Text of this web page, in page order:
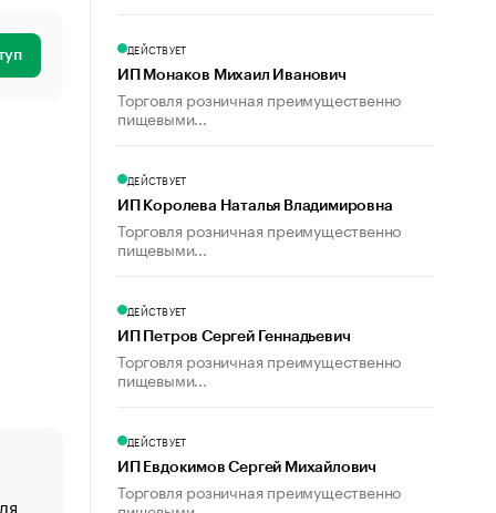
«От спорта тело стареет иначе». Как живет глава
ДЕЙСТВУЕТ
ИП Монаков Михаил Иванович
Торговля розничная преимущественно
пищевыми...
ДЕЙСТВУЕТ
ИП Королева Наталья Владимировна
Торговля розничная преимущественно
пищевыми...
ДЕЙСТВУЕТ
ИП Петров Сергей Геннадьевич
Торговля розничная преимущественно
пищевыми...
ДЕЙСТВУЕТ
ИП Евдокимов Сергей Михайлович
Торговля розничная преимущественно